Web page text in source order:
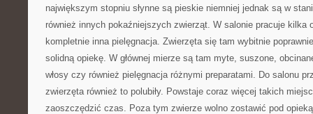
największym stopniu słynne są pieskie niemniej jednak są w
również innych pokaźniejszych zwierząt. W salonie pracuje kilka
kompletnie inna pielęgnacja. Zwierzęta się tam wybitnie
solidną opiekę. W głównej mierze są tam myte, suszone,
włosy czy również pielęgnacja różnymi preparatami. Do salonu
zwierzęta również to polubiły. Powstaje coraz więcej takich
zaoszczędzić czas. Poza tym zwierze wolno zostawić pod